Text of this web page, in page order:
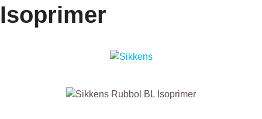
Isoprimer
Afbeeldingengalerij overslaan